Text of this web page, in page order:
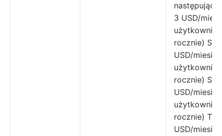
3 USD/
rocznie)
USD/
rocznie)
USD/
rocznie)
USD/